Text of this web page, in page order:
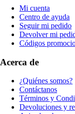
Mi cuenta
Centro de ayuda
Seguir mi pedido
Devolver mi
Códigos
Acerca de
¿Quiénes somos?
Contáctanos
Términos y
Devoluciones y